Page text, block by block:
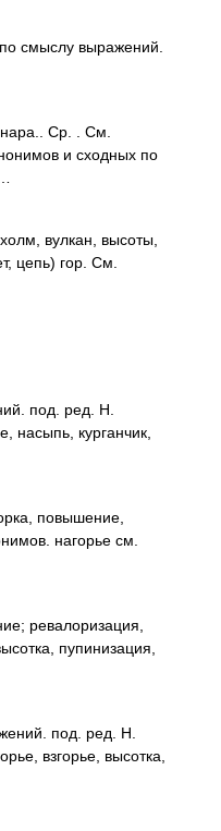
смыслу выражений.
Ср. . См.
и сходных по
вулкан, высоты,
цепь) гор. См.
под. ред. Н.
насыпь, курганчик,
повышение,
нагорье см.
ревалоризация,
пупинизация,
под. ред. Н.
взгорье, высотка,